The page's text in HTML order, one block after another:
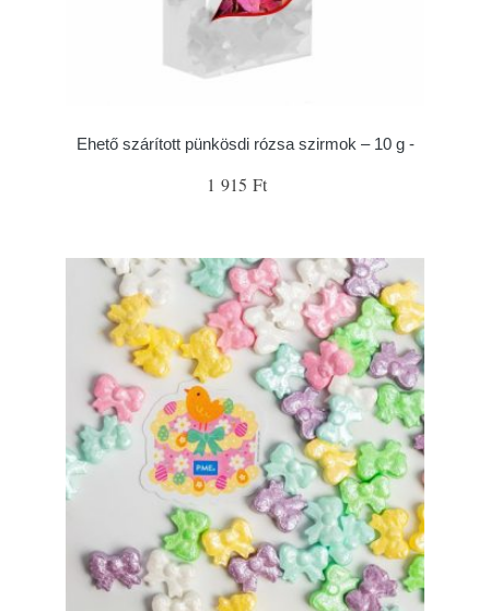
Ehető szárított pünkösdi rózsa szirmok – 10 g -
1 915 Ft